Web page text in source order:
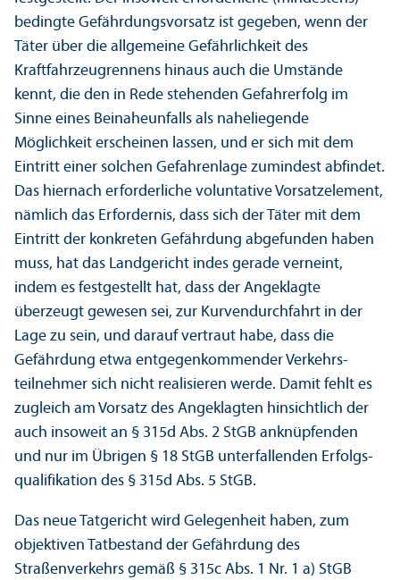
bedingte Gefährdungs­vorsatz ist gegeben, wenn der
Täter über die allgemeine Gefährlichkeit des
Kraftfahrzeugrennens hinaus auch die Umstände
kennt, die den in Rede stehenden Gefahrerfolg im
Sinne eines Beinaheunfalls als naheliegende
Möglichkeit erscheinen lassen, und er sich mit dem
Eintritt einer solchen Gefahrenlage zumindest abfindet.
Das hiernach erforderliche voluntative Vorsatzelement,
nämlich das Erfordernis, dass sich der Täter mit dem
Eintritt der konkreten Gefährdung abgefunden haben
muss, hat das Landgericht indes gerade verneint,
indem es festgestellt hat, dass der Angeklagte
überzeugt gewesen sei, zur Kurvendurchfahrt in der
Lage zu sein, und darauf vertraut habe, dass die
Gefährdung etwa entgegenkommender Verkehrs­
teilnehmer sich nicht realisieren werde. Damit fehlt es
zugleich am Vorsatz des Angeklagten hinsichtlich der
auch insoweit an § 315d Abs. 2 StGB anknüpfenden
und nur im Übrigen § 18 StGB unter­fallenden Erfolgs­
qualifikation des § 315d Abs. 5 StGB.
Das neue Tatgericht wird Gelegenheit haben, zum
objektiven Tatbestand der Gefährdung des
Straßenverkehrs gemäß § 315c Abs. 1 Nr. 1 a) StGB